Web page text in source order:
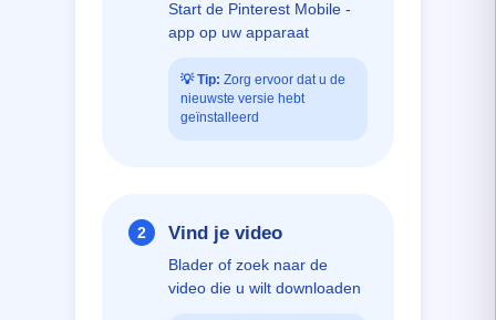
Start de Pinterest Mobile -
app op uw apparaat
💡Tip: Zorg ervoor dat u de
nieuwste versie hebt
geïnstalleerd
2 Vind je video
Blader of zoek naar de
video die u wilt downloaden